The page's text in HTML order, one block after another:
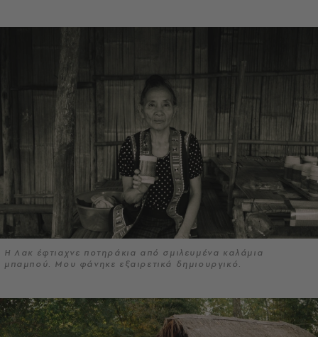
Η Λακ έφτιαχνε ποτηράκια από σμιλευμένα καλάμια
μπαμπού. Μου φάνηκε εξαιρετικά δημιουργικό.